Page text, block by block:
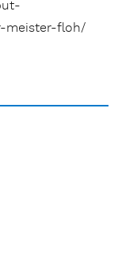
meister-floh/